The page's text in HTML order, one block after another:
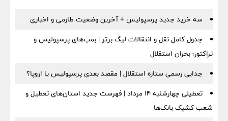
سه خرید جدید پرسپولیس + آخرین وضعیت طارمی و اخباری
جدول کامل نقل و انتقالات لیگ برتر | بمب‌های پرسپولیس و
تراکتور؛ بحران استقلال
جدایی رسمی ستاره استقلال | مقصد بعدی پرسپولیس یا اروپا؟
تعطیلی چهارشنبه ۱۴ مرداد | فهرست جدید استان‌های تعطیل و
شعب کشیک بانک‌ها